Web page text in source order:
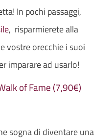
In pochi passaggi,
, risparmierete alla
vostre orecchie i suoi
imparare ad usarlo!
of Fame (7,90€)
sogna di diventare una